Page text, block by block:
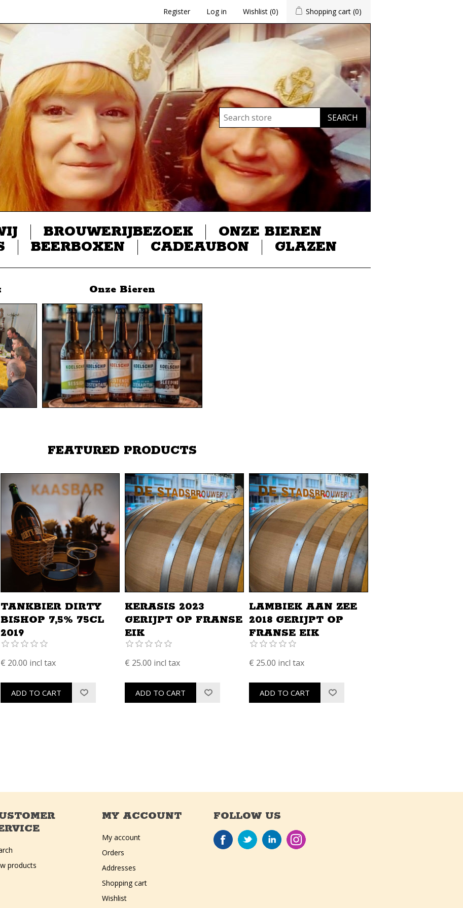
Register Log in Wishlist (0) Shopping cart (0)
BROUWERIJBEZOEK
ONZE BIEREN
BEERBOXEN CADEAUBON GLAZEN
Onze Bieren
FEATURED PRODUCTS
TANKBIER DIRTY
BISHOP 7,5% 75CL
2019
€ 20.00 incl tax
KERASIS 2023
GERIJPT OP FRANSE
EIK
€ 25.00 incl tax
LAMBIEK AAN ZEE
2018 GERIJPT OP
FRANSE EIK
€ 25.00 incl tax
products
MY ACCOUNT
My account
Orders
Addresses
Shopping cart
Wishlist
FOLLOW US